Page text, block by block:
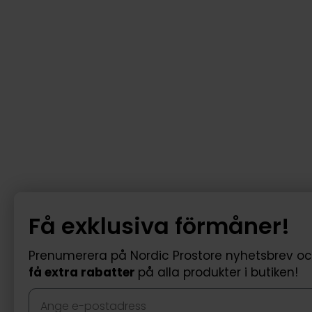
Få exklusiva förmåner!
Prenumerera på Nordic Prostore nyhetsbrev
få extra rabatter på alla produkter i butiken!